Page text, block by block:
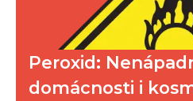
Peroxid:
domácnosti i